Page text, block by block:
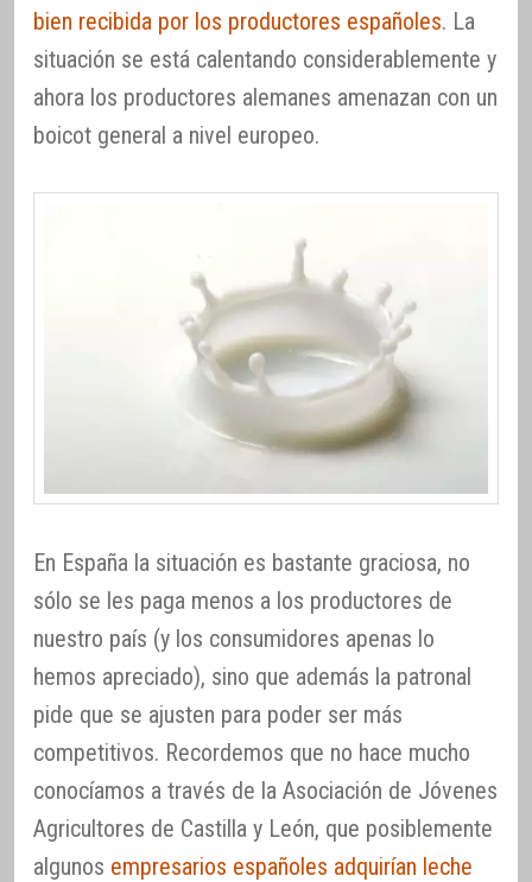
bien recibida por los productores españoles. La
situación se está calentando considerablemente y
ahora los productores alemanes amenazan con un
boicot general a nivel europeo.
En España la situación es bastante graciosa, no
sólo se les paga menos a los productores de
nuestro país (y los consumidores apenas lo
hemos apreciado), sino que además la patronal
pide que se ajusten para poder ser más
competitivos. Recordemos que no hace mucho
conocíamos a través de la Asociación de Jóvenes
Agricultores de Castilla y León, que posiblemente
algunos empresarios españoles adquirían leche